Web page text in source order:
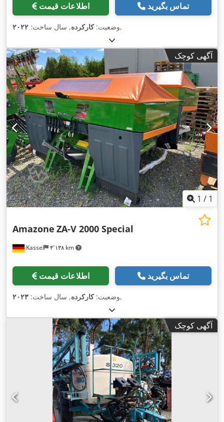
اطلاعات قیمت تماس بگیرید
وضعیت:کارکرده, سال ساخت: ۲۰۲۲ ,
آگهی کوچک
1 / 1
Kassel ۴٬۱۳۸ km
Amazone ZA-V 2000 Special
اطلاعات قیمت تماس بگیرید
وضعیت:کارکرده, سال ساخت: ۲۰۲۳ ,
آگهی کوچک